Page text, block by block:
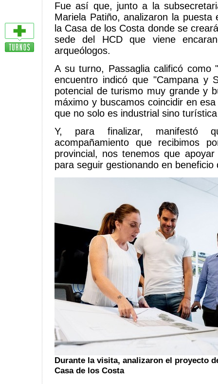
Fue así que, junto a la
Mariela Patiño, analizaron la puesta
la Casa de los Costa donde se
sede del HCD que viene
arqueólogos.
A su turno, Passaglia calificó como
encuentro indicó que "Campana y
potencial de turismo muy grande y
máximo y buscamos coincidir en
que no solo es industrial sino
Y, para finalizar, manifestó
acompañamiento que recibimos
provincial, nos tenemos que
para seguir gestionando en beneficio
Durante la visita, analizaron el proyecto
Casa de los Costa